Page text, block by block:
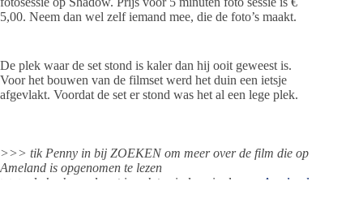
5,00. Neem dan wel zelf iemand mee, die de foto’s maakt.
De plek waar de set stond is kaler dan hij ooit geweest is.
Voor het bouwen van de filmset werd het duin een ietsje
afgevlakt. Voordat de set er stond was het al een lege plek.
>>> tik Penny in bij ZOEKEN om meer over de film die op
Ameland is opgenomen te lezen
>>> de herbouwde set is ook te vinden via de
app Ameland